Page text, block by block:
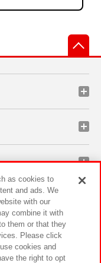
サイトポリシー
as cookies to
and ads. We
with our
combine it with
them or that they
Please click
cookies and
the right to opt